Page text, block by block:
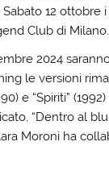
Sabato 12
Club di Milano.
2024
le versioni
e “Spiriti”
“Dentro al
Moroni ha